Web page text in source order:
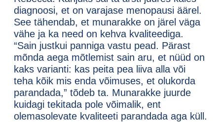
diagnoosi, et on varajase menopausi äärel.
See tähendab, et munarakke on järel väga
vähe ja ka need on kehva kvaliteediga.
“Sain justkui panniga vastu pead. Pärast
mõnda aega mõtlemist sain aru, et nüüd on
kaks varianti: kas peita pea liiva alla või
teha kõik mis enda võimuses, et olukorda
parandada,” tõdeb ta. Munarakke juurde
kuidagi tekitada pole võimalik, ent
olemasolevate kvaliteeti parandada aga küll.